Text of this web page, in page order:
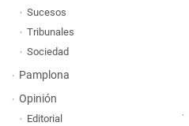
Sucesos
Tribunales
Sociedad
Pamplona
Opinión
Editorial